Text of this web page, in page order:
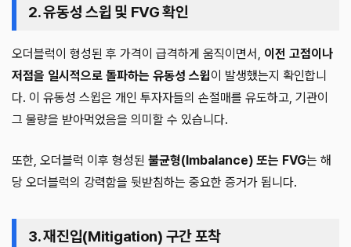
2. 유동성 스윕 및 FVG 확인
오더블럭이 형성된 후 가격이 급격하게 움직이면서, 이전 고점이나
저점을 일시적으로 돌파하는 유동성 스윕이 발생했는지 확인합니
다. 이 유동성 스윕은 개인 투자자들의 손절매를 유도하고, 기관이
그 물량을 받아먹었음을 의미할 수 있습니다.
또한, 오더블럭 이후 형성된 불균형(Imbalance) 또는 FVG는 해
당 오더블럭의 강력함을 뒷받침하는 중요한 증거가 됩니다.
3. 재진입(Mitigation) 구간 포착